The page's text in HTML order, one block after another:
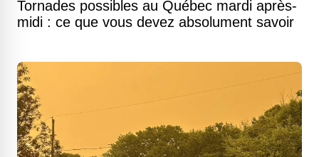
Tornades possibles au Québec mardi après-
midi : ce que vous devez absolument savoir